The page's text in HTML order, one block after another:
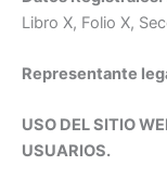
Libro X, Folio X,
Representante
USO DEL SITIO
USUARIOS.